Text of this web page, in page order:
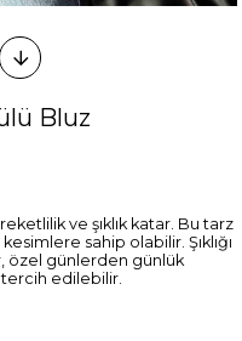
Bluz
ve şıklık katar. Bu tarz
sahip olabilir. Şıklığı
özel günlerden günlük
edilebilir.